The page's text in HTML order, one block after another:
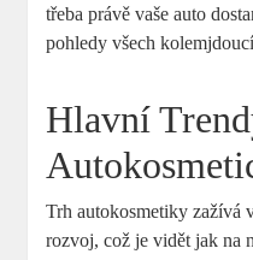
‌třeba právě⁢ vaše auto
pohledy všech
Hlavní⁤
Trh autokosmetiky zažívá
rozvoj,​ což je​ vidět⁤ jak na